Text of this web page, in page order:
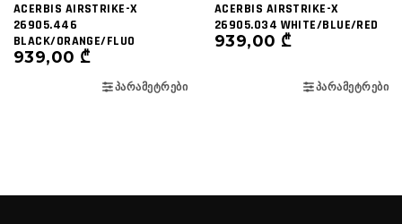
ACERBIS AIRSTRIKE-X
26905.446
BLACK/ORANGE/FLUO
939,00 ₾
ᲞᲐᲠᲐᲛᲔᲢᲠᲔᲑᲘ
ACERBIS AIRSTRIKE-X
26905.034 WHITE/BLUE/RED
939,00 ₾
ᲞᲐᲠᲐᲛᲔᲢᲠᲔᲑᲘ